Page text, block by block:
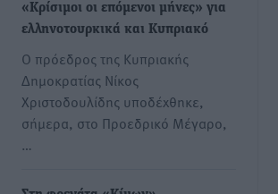
«Κρίσιμοι οι επόμενοι μήνες» για
ελληνοτουρκικά και Κυπριακό
Ο πρόεδρος της Κυπριακής
Δημοκρατίας Νίκος
Χριστοδουλίδης υποδέχθηκε,
σήμερα, στο Προεδρικό Μέγαρο,
…